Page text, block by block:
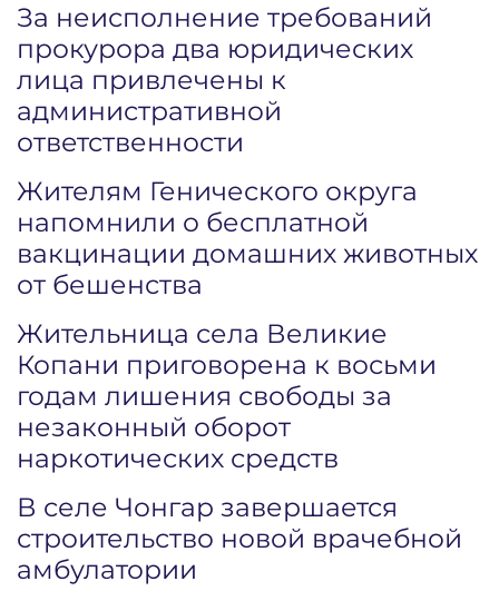
За неисполнение требований
прокурора два юридических
лица привлечены к
административной
ответственности
Жителям Генического округа
напомнили о бесплатной
вакцинации домашних животных
от бешенства
Жительница села Великие
Копани приговорена к восьми
годам лишения свободы за
незаконный оборот
наркотических средств
В селе Чонгар завершается
строительство новой врачебной
амбулатории